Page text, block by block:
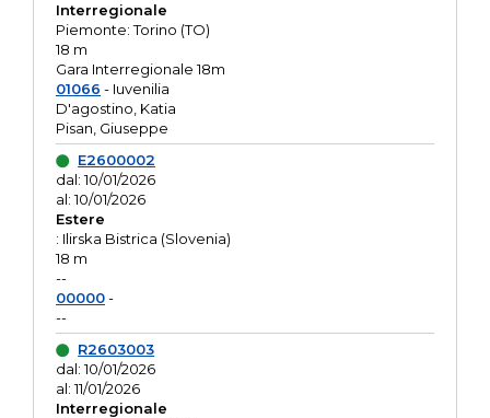
Interregionale
Piemonte: Torino (TO)
18 m
Gara Interregionale 18m
01066 - Iuvenilia
D'agostino, Katia
Pisan, Giuseppe
E2600002
dal: 10/01/2026
al: 10/01/2026
Estere
: Ilirska Bistrica (Slovenia)
18 m
--
00000-
--
R2603003
dal: 10/01/2026
al: 11/01/2026
Interregionale